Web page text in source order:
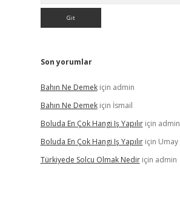
Son yorumlar
Bahın Ne Demekiçin admin
Bahın Ne Demekiçin İsmail
Boluda En Çok Hangi Iş Yapılıriçin admin
Boluda En Çok Hangi Iş Yapılıriçin Umay
Türkiyede Solcu Olmak Nediriçin admin